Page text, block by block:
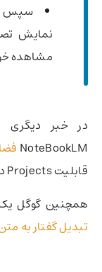
سپس
نمایش
مشاهده
در خبر دیگری
NoteBookLM
قابلیت Projects در چت‌جی‌پی‌تی اضافه کرده است.
همچنین گوگل
تبدیل گفتار به